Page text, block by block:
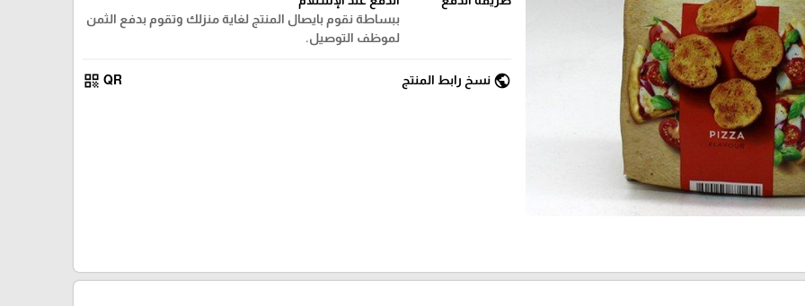
ببساطة نقوم بايصال المنتج لغاية منزلك وتقوم بدفع الثمن
لموظف التوصيل.
public نسخ رابط المنتج QR
qr_code